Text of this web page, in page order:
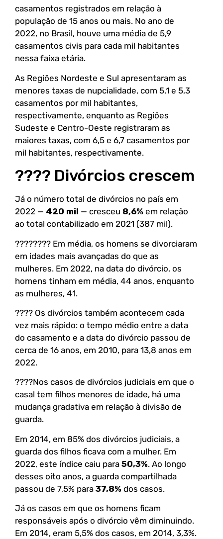
casamentos registrados em relação à
população de 15 anos ou mais. No ano de
2022, no Brasil, houve uma média de 5,9
casamentos civis para cada mil habitantes
nessa faixa etária.
As Regiões Nordeste e Sul apresentaram as
menores taxas de nupcialidade, com 5,1 e 5,3
casamentos por mil habitantes,
respectivamente, enquanto as Regiões
Sudeste e Centro-Oeste registraram as
maiores taxas, com 6,5 e 6,7 casamentos por
mil habitantes, respectivamente.
???? Divórcios crescem
Já o número total de divórcios no país em
2022 — 420 mil — cresceu 8,6% em relação
ao total contabilizado em 2021 (387 mil).
???????? Em média, os homens se divorciaram
em idades mais avançadas do que as
mulheres. Em 2022, na data do divórcio, os
homens tinham em média, 44 anos, enquanto
as mulheres, 41.
????️ Os divórcios também acontecem cada
vez mais rápido: o tempo médio entre a data
do casamento e a data do divórcio passou de
cerca de 16 anos, em 2010, para 13,8 anos em
2022.
????Nos casos de divórcios judiciais em que o
casal tem filhos menores de idade, há uma
mudança gradativa em relação à divisão de
guarda.
Em 2014, em 85% dos divórcios judiciais, a
guarda dos filhos ficava com a mulher. Em
2022, este índice caiu para 50,3%. Ao longo
desses oito anos, a guarda compartilhada
passou de 7,5% para 37,8% dos casos.
Já os casos em que os homens ficam
responsáveis após o divórcio vêm diminuindo.
Em 2014, eram 5,5% dos casos, em 2014, 3,3%.